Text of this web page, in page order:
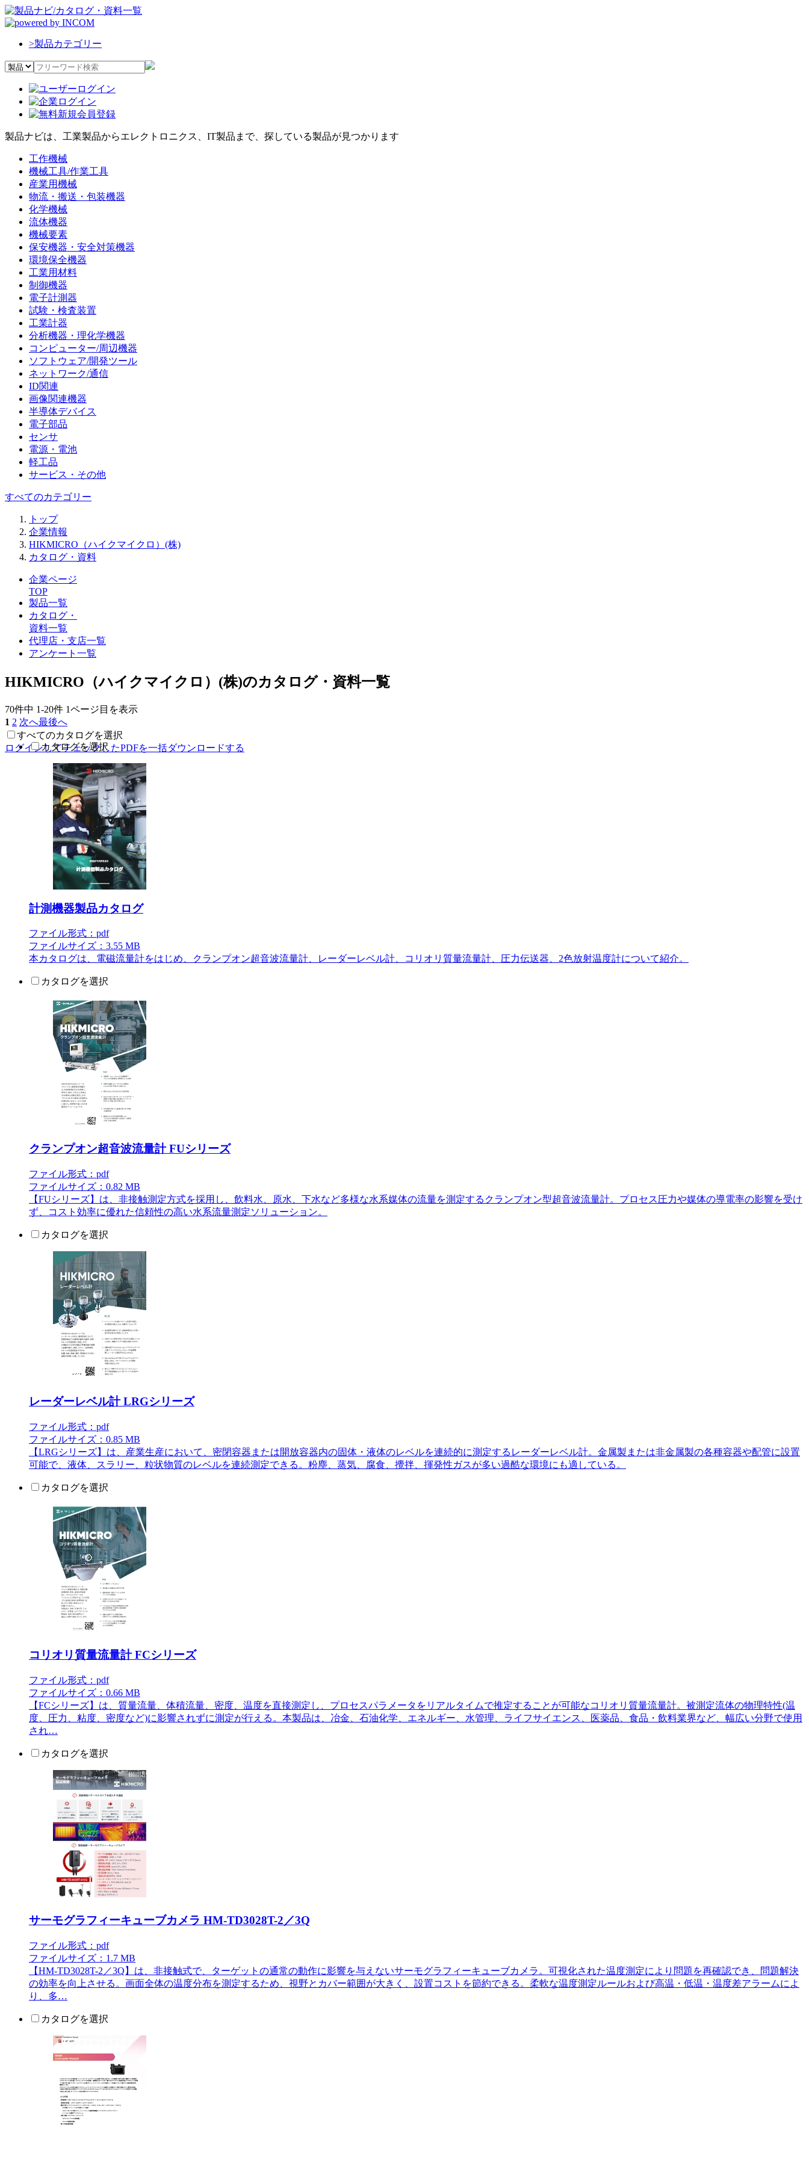
>製品カテゴリー
製品ナビは、工業製品からエレクトロニクス、IT製品まで、探している製品が見つかります
工作機械
機械工具/作業工具
産業用機械
物流・搬送・包装機器
化学機械
流体機器
機械要素
保安機器・安全対策機器
環境保全機器
工業用材料
制御機器
電子計測器
試験・検査装置
工業計器
分析機器・理化学機器
コンピューター/周辺機器
ソフトウェア/開発ツール
ネットワーク/通信
ID関連
画像関連機器
半導体デバイス
電子部品
センサ
電源・電池
軽工品
サービス・その他
すべてのカテゴリー
トップ
企業情報
HIKMICRO（ハイクマイクロ）(株)
カタログ・資料
企業ページ
TOP
製品一覧
カタログ・
資料一覧
代理店・支店一覧
アンケート一覧
HIKMICRO（ハイクマイクロ）(株)のカタログ・資料一覧
70件中 1-20件 1ページ目を表示
1 2 次へ最後へ
すべてのカタログを選択
ログインしてチェックしたPDFを一括ダウンロードする
カタログを選択
計測機器製品カタログ
ファイル形式：pdf
ファイルサイズ：3.55 MB
本カタログは、電磁流量計をはじめ、クランプオン超音波流量計、レーダーレベル計、コリオリ質量流量計、圧力伝送器、2色放射温度計について紹介。
カタログを選択
クランプオン超音波流量計 FUシリーズ
ファイル形式：pdf
ファイルサイズ：0.82 MB
【FUシリーズ】は、非接触測定方式を採用し、飲料水、原水、下水など多様な水系媒体の流量を測定するクランプオン型超音波流量計。プロセス圧力や媒体の導電率の影響を受け
ず、コスト効率に優れた信頼性の高い水系流量測定ソリューション。
カタログを選択
レーダーレベル計 LRGシリーズ
ファイル形式：pdf
ファイルサイズ：0.85 MB
【LRGシリーズ】は、産業生産において、密閉容器または開放容器内の固体・液体のレベルを連続的に測定するレーダーレベル計。金属製または非金属製の各種容器や配管に設置
可能で、液体、スラリー、粒状物質のレベルを連続測定できる。粉塵、蒸気、腐食、攪拌、揮発性ガスが多い過酷な環境にも適している。
カタログを選択
コリオリ質量流量計 FCシリーズ
ファイル形式：pdf
ファイルサイズ：0.66 MB
【FCシリーズ】は、質量流量、体積流量、密度、温度を直接測定し、プロセスパラメータをリアルタイムで推定することが可能なコリオリ質量流量計。被測定流体の物理特性(温
度、圧力、粘度、密度など)に影響されずに測定が行える。本製品は、冶金、石油化学、エネルギー、水管理、ライフサイエンス、医薬品、食品・飲料業界など、幅広い分野で使用
され…
カタログを選択
サーモグラフィーキューブカメラ HM-TD3028T-2／3Q
ファイル形式：pdf
ファイルサイズ：1.7 MB
【HM-TD3028T-2／3Q】は、非接触式で、ターゲットの通常の動作に影響を与えないサーモグラフィーキューブカメラ。可視化された温度測定により問題を再確認でき、問題解決
の効率を向上させる。画面全体の温度分布を測定するため、視野とカバー範囲が大きく、設置コストを節約できる。柔軟な温度測定ルールおよび高温・低温・温度差アラームによ
り、多…
カタログを選択